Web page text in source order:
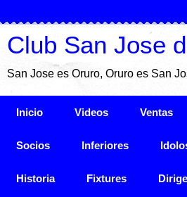
Club San Jose
San Jose es Oruro, Oruro es San
Inicio Videos Ventas
Socios Inferiores
Historia Fixtures